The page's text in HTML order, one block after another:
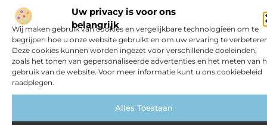
Uw privacy is voor ons
belangrijk
Wij maken gebruik van cookies en vergelijkbare technologieën om te
begrijpen hoe u onze website gebruikt en om uw ervaring te
Deze cookies kunnen worden ingezet voor verschillende doeleinden,
zoals het tonen van gepersonaliseerde advertenties en het meten van
gebruik van de website. Voor meer informatie kunt u ons cookiebeleid
raadplegen.
Alles Toestaan
de openbare ruimte. Voor
professionals én betrokken